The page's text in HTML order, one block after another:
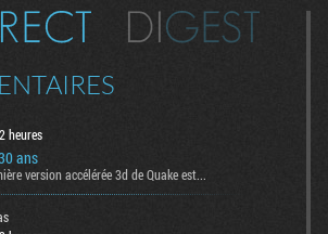
heures
ans
version accélérée 3d de Quake est...